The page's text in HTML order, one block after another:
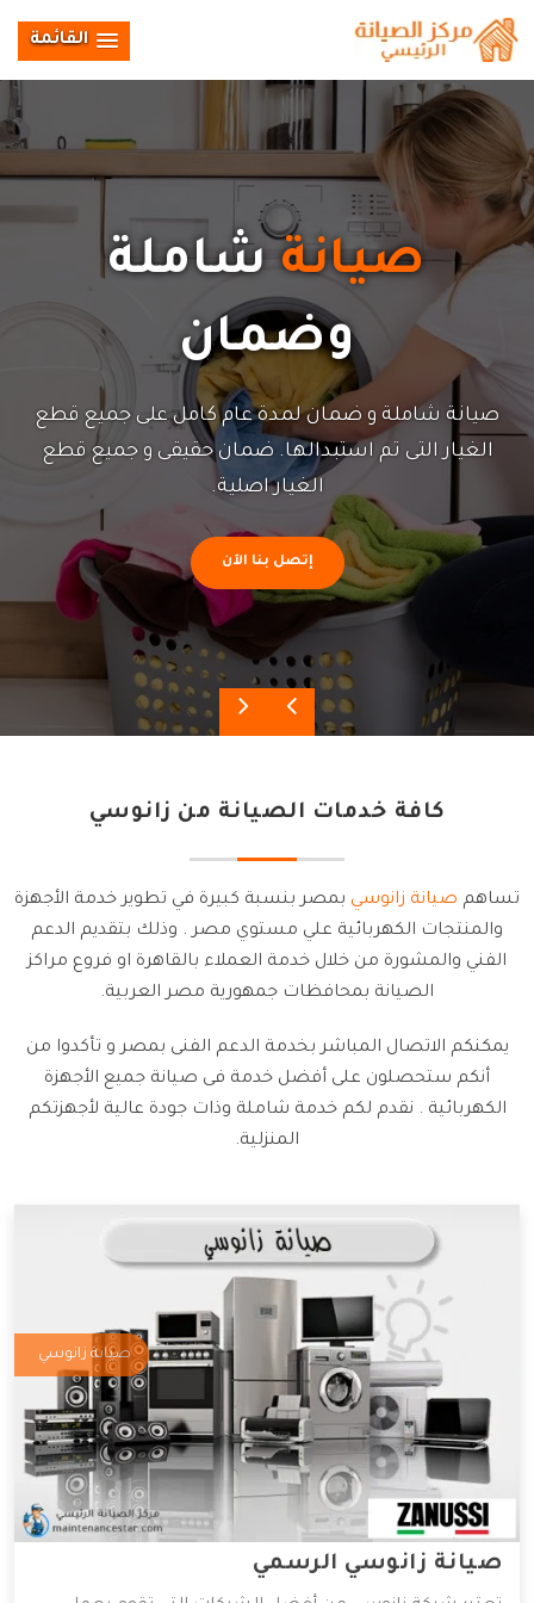
القائمة
صيانةشاملة
وضمان
صيانة شاملة و ضمان لمدة عام كامل على جميع قطع
الغيار التى تم استبدالها. ضمان حقيقى و جميع قطع
الغيار اصلية.
إتصل بنا الآن
كافة خدمات الصيانة من زانوسي
تساهم صيانة زانوسي بمصر بنسبة كبيرة في تطوير خدمة الأجهزة
والمنتجات الكهربائية علي مستوي مصر . وذلك بتقديم الدعم
الفني والمشورة من خلال خدمة العملاء بالقاهرة او فروع مراكز
الصيانة بمحافظات جمهورية مصر العربية.
يمكنكم الاتصال المباشر بخدمة الدعم الفنى بمصر و تأكدوا من
أنكم ستحصلون على أفضل خدمة فى صيانة جميع الأجهزة
الكهربائية . نقدم لكم خدمة شاملة وذات جودة عالية لأجهزتكم
المنزلية.
صيانة زانوسي
صيانة زانوسي الرسمي